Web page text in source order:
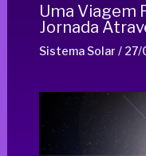
Uma Viagem
Jornada
Sistema Solar / 27/